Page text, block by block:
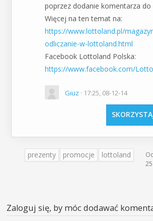
poprzez dodanie komentarza do
Więcej na ten temat na:
https://www.lottoland.pl/
odliczanie-w-lottoland.html
Facebook Lottoland Polska:
https://www.facebook.com/
Giuz · 17:25, 08-12-14
prezenty promocje lottoland
25
Zaloguj się, by móc dodawać